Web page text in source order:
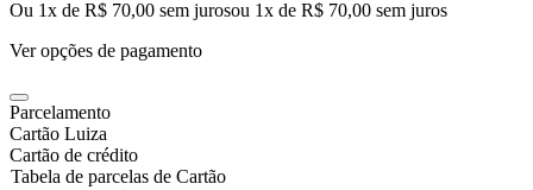
Ou 1x de R$ 70,00 sem jurosou 1x de R$ 70,00 sem juros
Ver opções de pagamento
Parcelamento
Cartão Luiza
Cartão de crédito
Tabela de parcelas de Cartão